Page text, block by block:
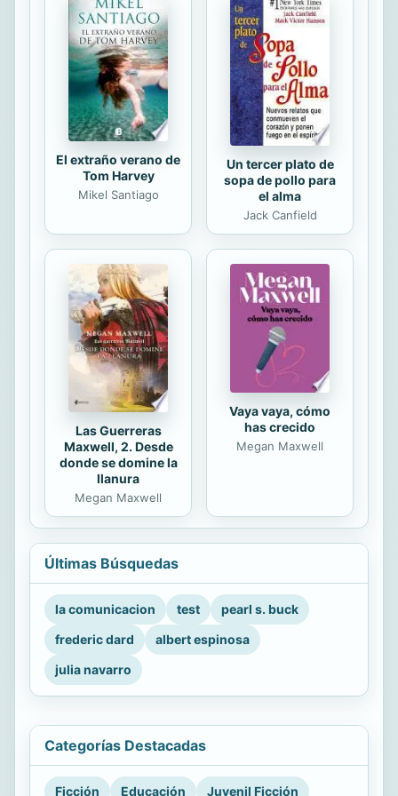
denuncia de forma especial la mayor
opresión a la que se ven forzadas las
mujeres dentro del colectivo
indígena
El extraño verano de
Tom Harvey
Mikel Santiago
Un tercer plato de
sopa de pollo para
el alma
Jack Canfield
Las Guerreras
Maxwell, 2. Desde
donde se domine la
llanura
Megan Maxwell
Vaya vaya, cómo
has crecido
Megan Maxwell
Últimas Búsquedas
la comunicacion test
pearl s. buck
frederic dard
albert espinosa
julia navarro
Categorías Destacadas
Ficción Educación Juvenil Ficción